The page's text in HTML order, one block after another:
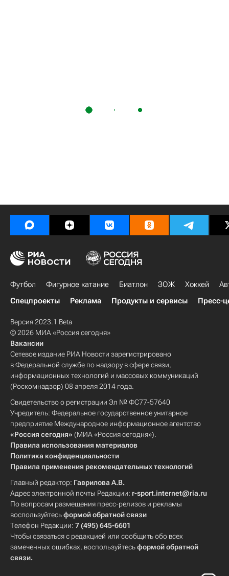
Футбол Фигурное катание Биатлон ЗОЖ Хоккей
Спецпроекты
Реклама Продукты и сервисы Пресс-
Версия 2023.1 Beta
© 2026 МИА «Россия сегодня»
Вакансии
Сетевое издание РИА Новости зарегистрировано
в Федеральной службе по надзору в сфере связи,
информационных технологий и массовых коммуникаций
(Роскомнадзор) 08 апреля 2014 года.
Свидетельство о регистрации Эл № ФС77-57640
Учредитель: Федеральное государственное унитарное
предприятие Международное информационное агентство
«Россия сегодня» (МИА «Россия сегодня»).
Правила использования материалов
Политика конфиденциальности
Правила применения рекомендательных технологий
Главный редактор: Гаврилова А.В.
Адрес электронной почты Редакции: r-sport.internet@ria.ru
По вопросам размещения пресс-релизов и рекламы
воспользуйтесьформой обратной связи
Телефон Редакции: 7 (495) 645-6601
Чтобы связаться с редакцией или сообщить обо всех
замеченных ошибках, воспользуйтесьформой обратной
связи.